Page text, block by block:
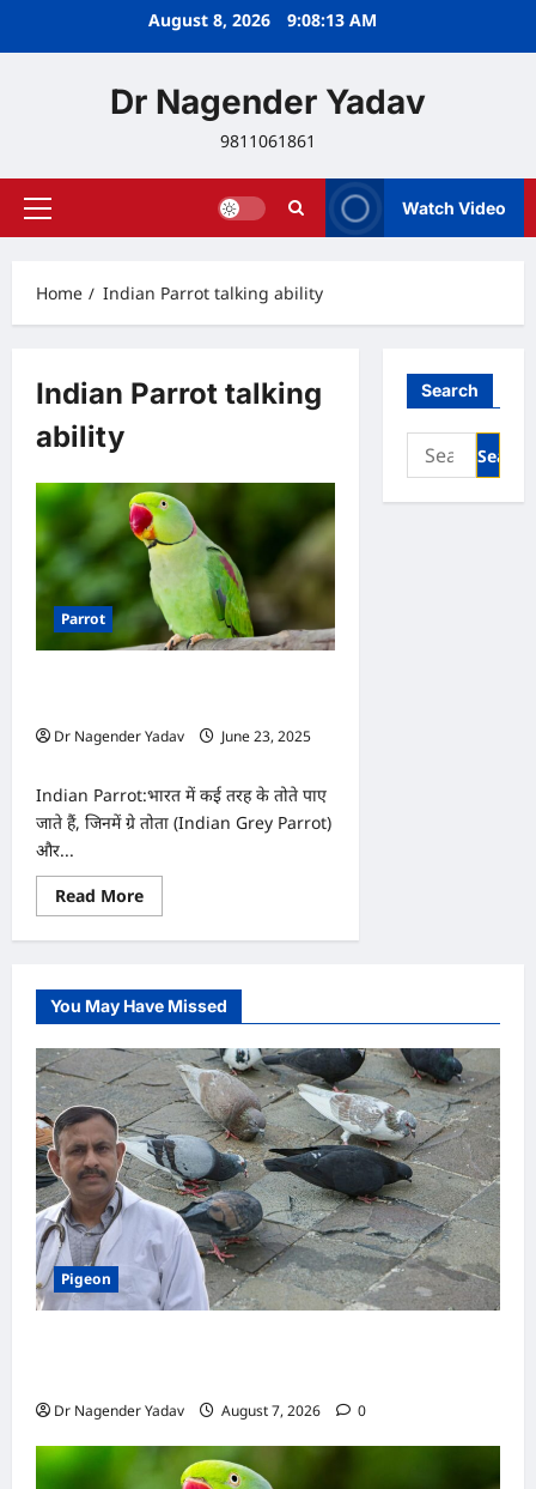
August 8, 2026 9:08:13 AM
Dr Nagender Yadav
9811061861
Primary
Watch Video
Home Indian Parrot talking ability
Indian Parrot talking
ability
Parrot
Dr Nagender Yadav
June 23, 2025
Indian Parrot:भारत में कई तरह के तोते पाए
जाते हैं, जिनमें ग्रे तोता (Indian Grey Parrot)
और...
Read MoreRead
more
क्या
हैं?
भारतीय
तोते
के
ये
चौंकाने
वाले
राज
Search
Search
for:
You May Have Missed
Pigeon
Dr Nagender Yadav August 7, 2026 0